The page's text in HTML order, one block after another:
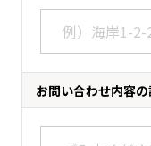
お問い合わせ内容の